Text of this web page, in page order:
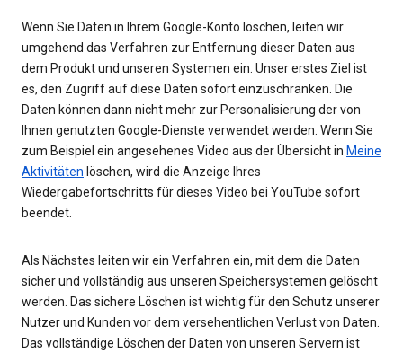
Wenn Sie Daten in Ihrem Google-Konto löschen, leiten wir
umgehend das Verfahren zur Entfernung dieser Daten aus
dem Produkt und unseren Systemen ein. Unser erstes Ziel ist
es, den Zugriff auf diese Daten sofort einzuschränken. Die
Daten können dann nicht mehr zur Personalisierung der von
Ihnen genutzten Google-Dienste verwendet werden. Wenn Sie
zum Beispiel ein angesehenes Video aus der Übersicht in Meine
Aktivitäten löschen, wird die Anzeige Ihres
Wiedergabefortschritts für dieses Video bei YouTube sofort
beendet.
Als Nächstes leiten wir ein Verfahren ein, mit dem die Daten
sicher und vollständig aus unseren Speichersystemen gelöscht
werden. Das sichere Löschen ist wichtig für den Schutz unserer
Nutzer und Kunden vor dem versehentlichen Verlust von Daten.
Das vollständige Löschen der Daten von unseren Servern ist